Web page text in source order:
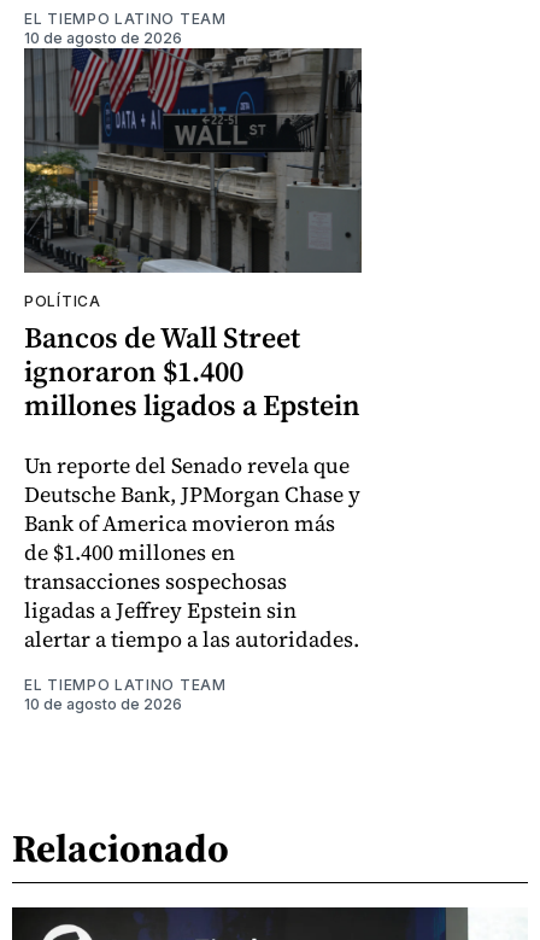
EL TIEMPO LATINO TEAM
10 de agosto de 2026
POLÍTICA
Bancos de Wall Street
ignoraron $1.400
millones ligados a Epstein
Un reporte del Senado revela que
Deutsche Bank, JPMorgan Chase y
Bank of America movieron más
de $1.400 millones en
transacciones sospechosas
ligadas a Jeffrey Epstein sin
alertar a tiempo a las autoridades.
EL TIEMPO LATINO TEAM
10 de agosto de 2026
Relacionado